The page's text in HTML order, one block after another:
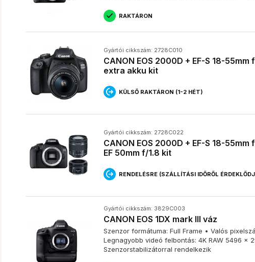
gyújtótávolságát szeretnéd megkapni.
Mit jelent a nagyobb érzékelő?
•Fényérzékenység
: a nagyobb érzékelő több fényt gyűjt, így
képeket készíthetünk.
•
Mélységélesség
: a full frame-es gépeken általában kisebb a
háttér jobban elmosódik, így a témát jobban kihangsúlyozhatod.
: Az APS-C és a full frame érzékelőkhöz
egy full frame gépen használva sötét sarkokat okozhat a kép
Melyiket válasszam?
A választás számos tényezőtől függ, például:
Fényképezési stílus: ha portrékat készítesz vagy alacsony
frame jobb választás lehet.
•Objektívek : ha már rendelkezel objektívekkel, érdemes
választott érzékelő mérettel.
RAKTÁRON
Gyártói cikkszám: 2728C010
CANON EOS 2000D + EF-S 18-55mm
extra akku kit
KÜLSŐ RAKTÁRON (1-2 HÉT)
Gyártói cikkszám: 2728C022
CANON EOS 2000D + EF-S 18-55mm
EF 50mm f/1.8 kit
RENDELÉSRE (SZÁLLÍTÁSI IDŐRŐL
Gyártói cikkszám: 3829C003
CANON EOS 1DX mark III váz
Szenzor formátuma: Full Frame • Valós
Legnagyobb videó felbontás: 4K RAW 5496 x
Szenzorstabilizátorral rendelkezik